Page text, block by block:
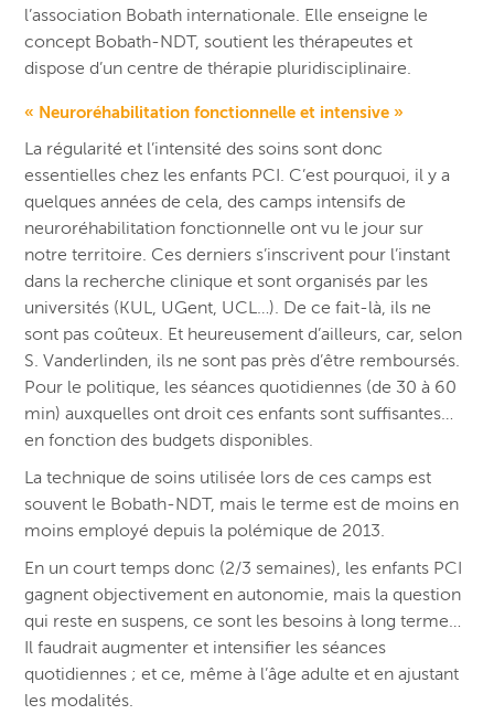
l’association Bobath internationale. Elle enseigne le
concept Bobath-NDT, soutient les thérapeutes et
dispose d’un centre de thérapie pluridisciplinaire.
« Neuroréhabilitation fonctionnelle et intensive »
La régularité et l’intensité des soins sont donc
essentielles chez les enfants PCI. C’est pourquoi, il y a
quelques années de cela, des camps intensifs de
neuroréhabilitation fonctionnelle ont vu le jour sur
notre territoire. Ces derniers s’inscrivent pour l’instant
dans la recherche clinique et sont organisés par les
universités (KUL, UGent, UCL…). De ce fait-là, ils ne
sont pas coûteux. Et heureusement d’ailleurs, car, selon
S. Vanderlinden, ils ne sont pas près d’être remboursés.
Pour le politique, les séances quotidiennes (de 30 à 60
min) auxquelles ont droit ces enfants sont suffisantes…
en fonction des budgets disponibles.
La technique de soins utilisée lors de ces camps est
souvent le Bobath-NDT, mais le terme est de moins en
moins employé depuis la polémique de 2013.
En un court temps donc (2/3 semaines), les enfants PCI
gagnent objectivement en autonomie, mais la question
qui reste en suspens, ce sont les besoins à long terme…
Il faudrait augmenter et intensifier les séances
quotidiennes ; et ce, même à l’âge adulte et en ajustant
les modalités.